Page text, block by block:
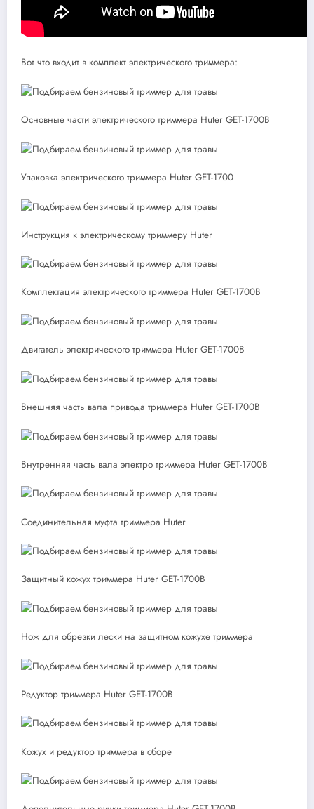
Вот что входит в комплект электрического триммера:
Основные части электрического триммера Huter GET-1700B
Упаковка электрического триммера Huter GET-1700
Инструкция к электрическому триммеру Huter
Комплектация электрического триммера Huter GET-1700B
Двигатель электрического триммера Huter GET-1700B
Внешняя часть вала привода триммера Huter GET-1700B
Внутренняя часть вала электро триммера Huter GET-1700B
Соединительная муфта триммера Huter
Защитный кожух триммера Huter GET-1700B
Нож для обрезки лески на защитном кожухе триммера
Редуктор триммера Huter GET-1700B
Кожух и редуктор триммера в сборе